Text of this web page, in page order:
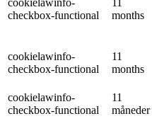
cookielawinfo-
checkbox-functional
11
months
cookielawinfo-
checkbox-functional
11
months
cookielawinfo-
checkbox-functional
11
måneder